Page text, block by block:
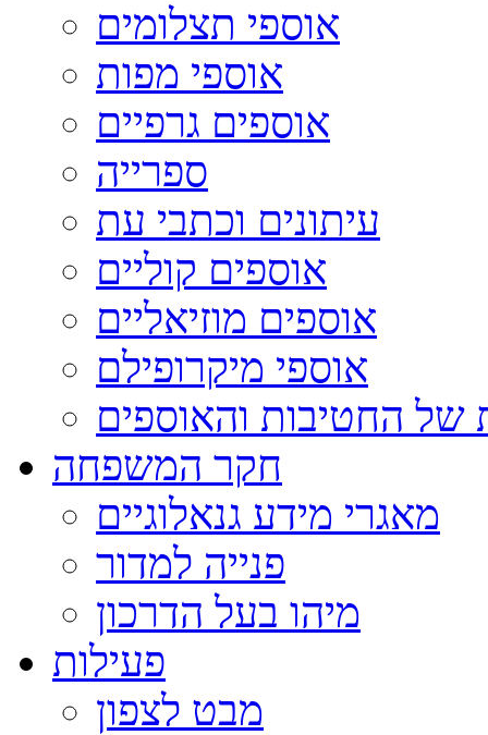
אוספי תצלומים
אוספי מפות
אוספים גרפיים
ספרייה
עיתונים וכתבי עת
אוספים קוליים
אוספים מוזיאליים
אוספי מיקרופילם
של החטיבות והאוספים
חקר המשפחה
מאגרי מידע גנאלוגיים
פנייה למדור
מיהו בעל הדרכון
פעילות
מבט לצפון